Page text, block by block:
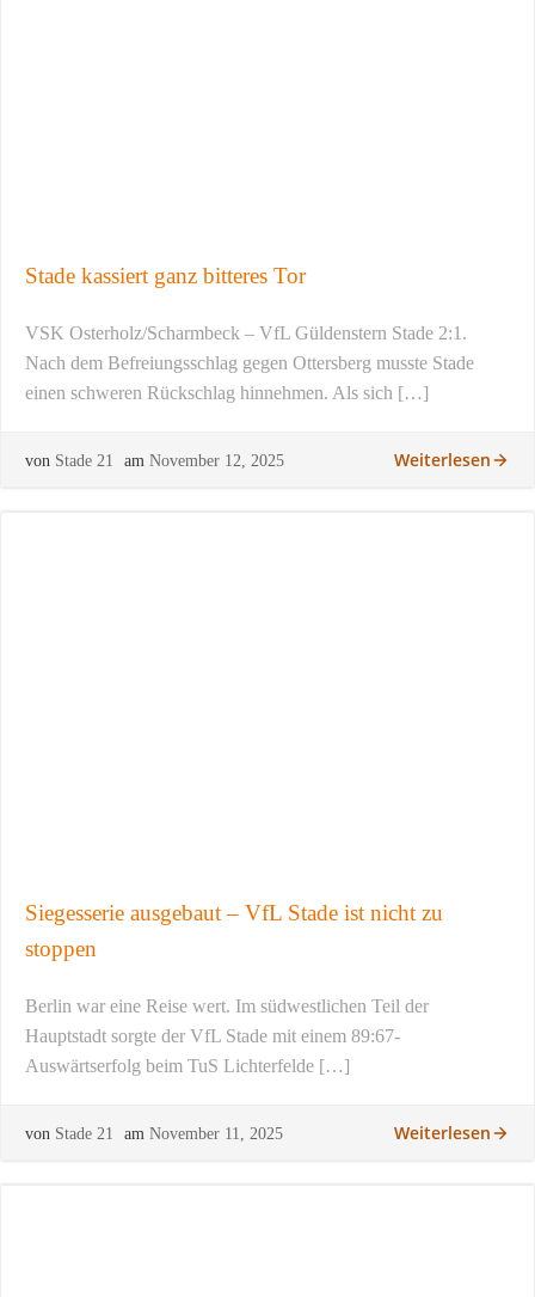
Stade kassiert ganz bitteres Tor
VSK Osterholz/Scharmbeck – VfL Güldenstern Stade 2:1.
Nach dem Befreiungsschlag gegen Ottersberg musste Stade
einen schweren Rückschlag hinnehmen. Als sich […]
von Stade 21 am November 12, 2025 Weiterlesen
Siegesserie ausgebaut – VfL Stade ist nicht zu
stoppen
Berlin war eine Reise wert. Im südwestlichen Teil der
Hauptstadt sorgte der VfL Stade mit einem 89:67-
Auswärtserfolg beim TuS Lichterfelde […]
von Stade 21 am November 11, 2025 Weiterlesen